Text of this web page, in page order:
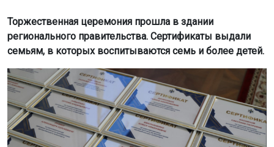
Торжественная церемония прошла в здании
регионального правительства. Сертификаты выдали
семьям, в которых воспитываются семь и более детей.